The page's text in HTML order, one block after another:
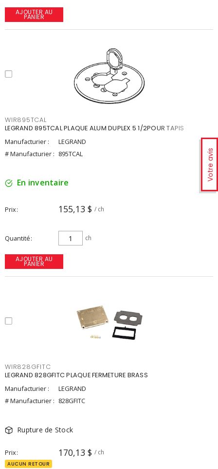
Votre avis
AJOUTER AU
PANIER
WIR895TCAL
LEGRAND 895TCAL PLAQUE ALUM DUPLEX 5 1/2POUR TAPIS
Manufacturier :
LEGRAND
# Manufacturier : 895TCAL
En inventaire
Prix 155,13 $ / ch
Quantité ch
AJOUTER AU
PANIER
WIR828GFITC
LEGRAND 828GFITC PLAQUE FERMETURE BRASS
Manufacturier :
LEGRAND
# Manufacturier : 828GFITC
Rupture de Stock
Prix 170,13 $ / ch
AUCUN RETOUR